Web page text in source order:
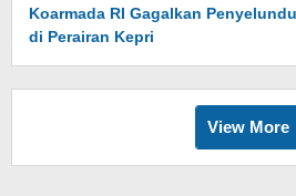
Koarmada RI Gagalkan
di Perairan Kepri
View More